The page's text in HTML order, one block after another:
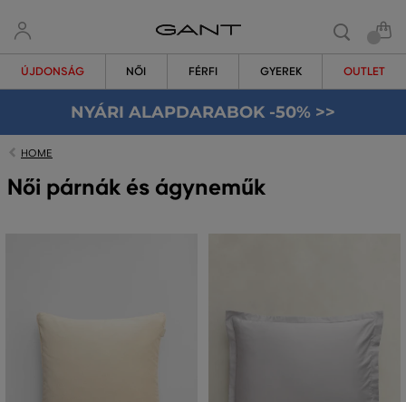
ÚJDONSÁG NŐI FÉRFI GYEREK OUTLET
NYÁRI ALAPDARABOK -50% >>
HOME
Női párnák és ágyneműk